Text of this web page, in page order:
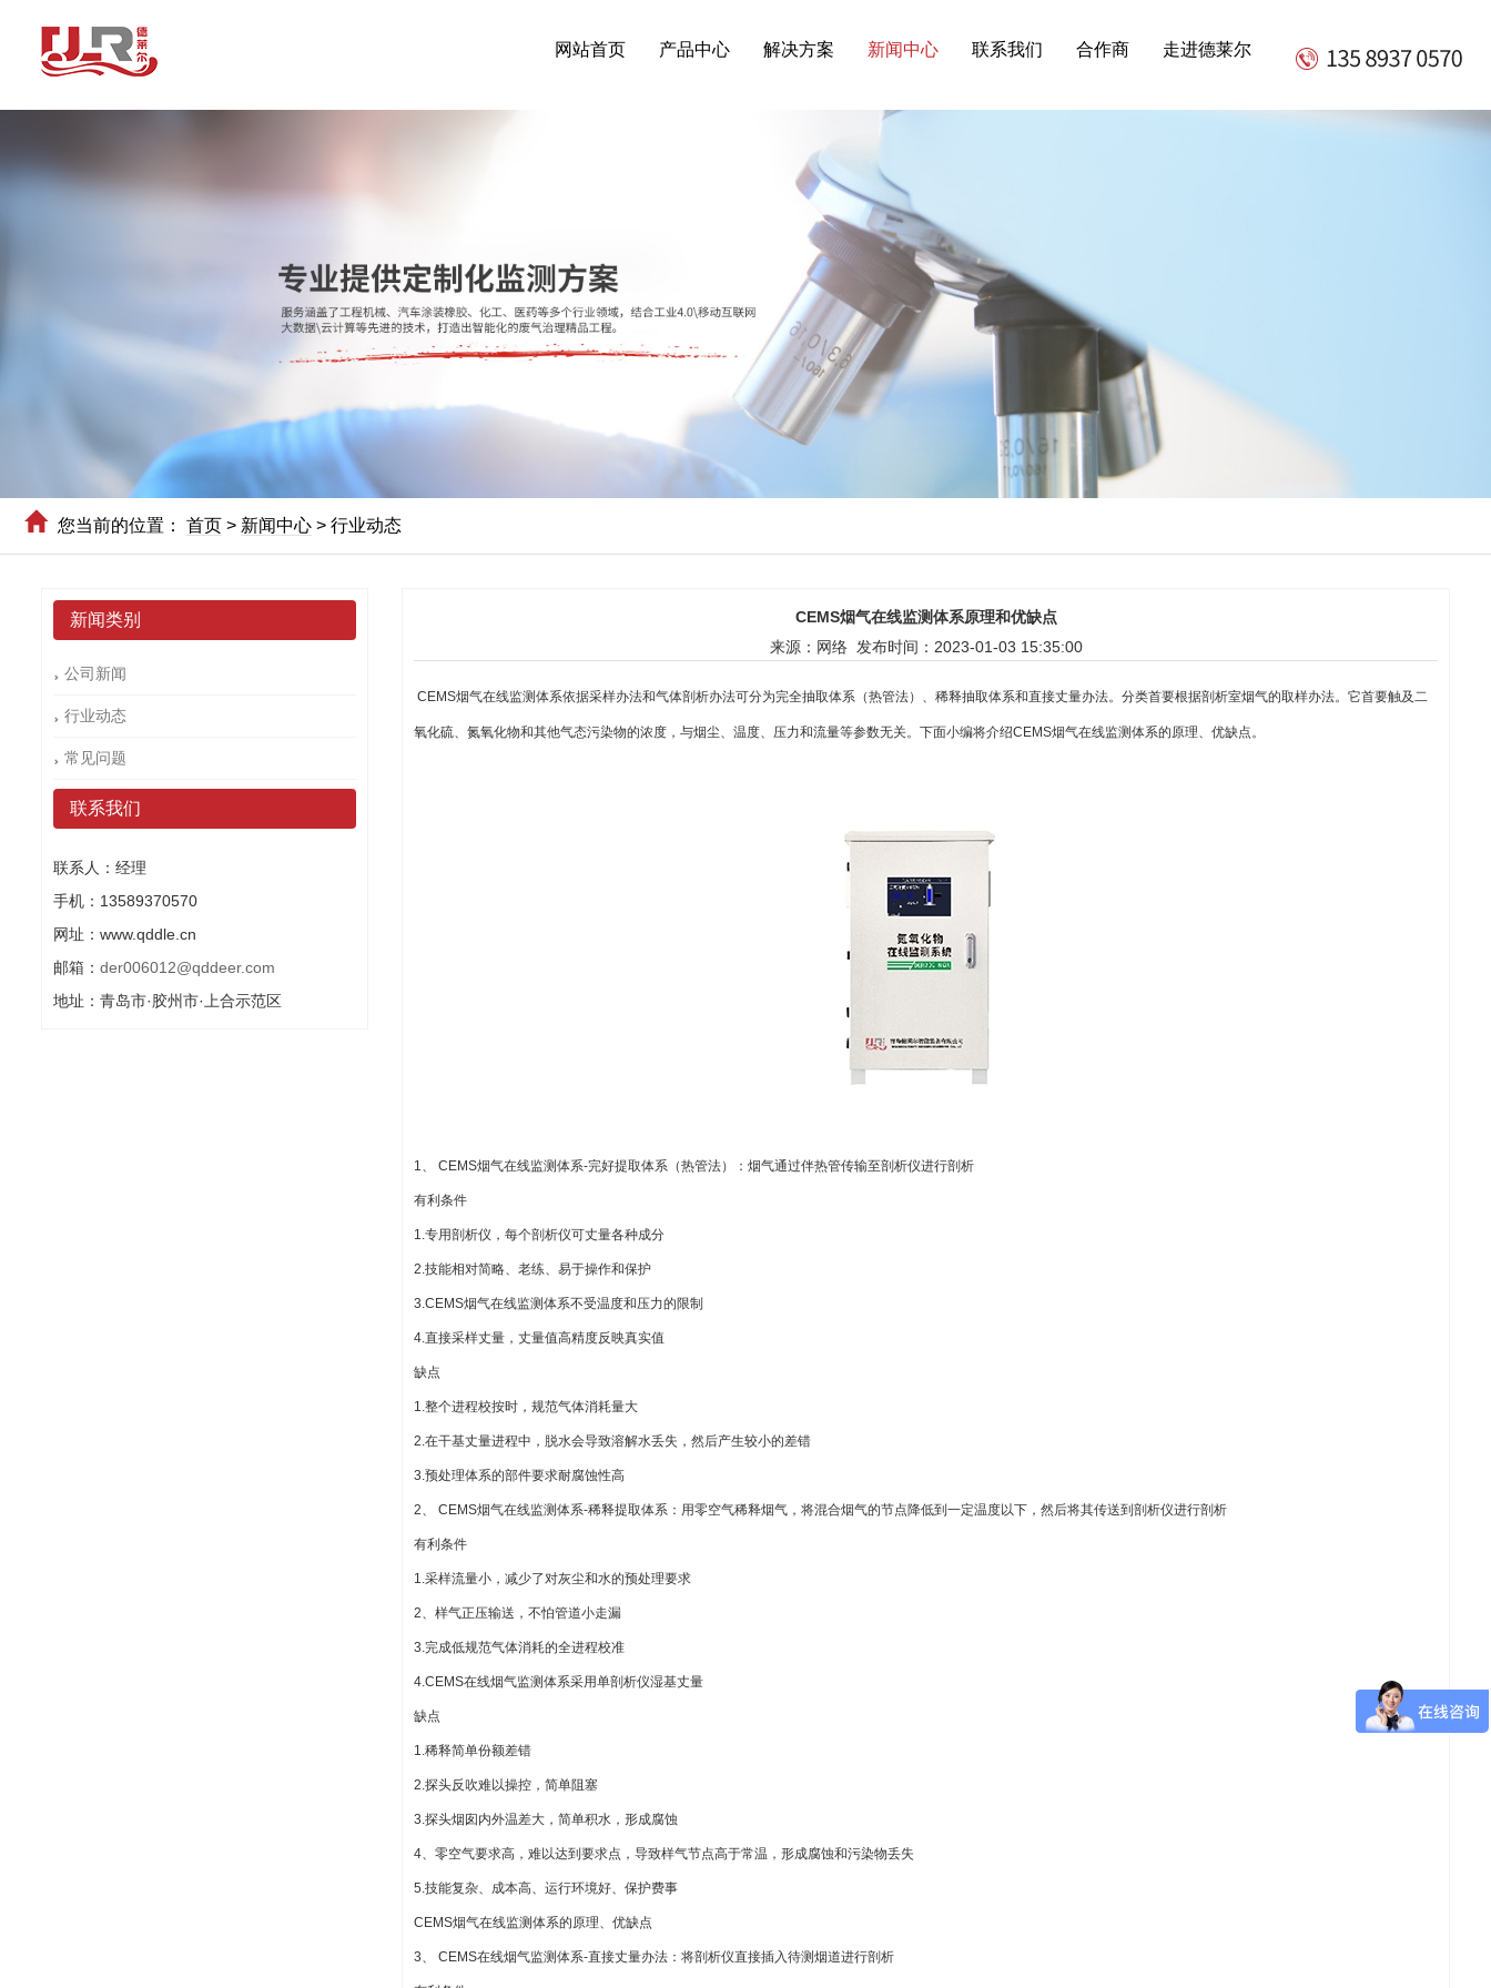
网站首页 产品中心 解决方案 新闻中心 联系我们 合作商 走进德莱尔
您当前的位置： 首页 > 新闻中心 > 行业动态
新闻类别
公司新闻
行业动态
常见问题
联系我们
联系人：经理
手机：13589370570
网址：www.qddle.cn
邮箱： der006012@qddeer.com
地址：青岛市·胶州市·上合示范区
CEMS烟气在线监测体系原理和优缺点
来源：网络 发布时间：2023-01-03 15:35:00
CEMS烟气在线监测体系依据采样办法和气体剖析办法可分为完全抽取体系（热管法）、稀释抽取体系和直接丈量办法。分类首要根据剖析室烟气的取样办法。它首要触及二
氧化硫、氮氧化物和其他气态污染物的浓度，与烟尘、温度、压力和流量等参数无关。下面小编将介绍CEMS烟气在线监测体系的原理、优缺点。
1、 CEMS烟气在线监测体系-完好提取体系（热管法）：烟气通过伴热管传输至剖析仪进行剖析
有利条件
1.专用剖析仪，每个剖析仪可丈量各种成分
2.技能相对简略、老练、易于操作和保护
3.CEMS烟气在线监测体系不受温度和压力的限制
4.直接采样丈量，丈量值高精度反映真实值
缺点
1.整个进程校按时，规范气体消耗量大
2.在干基丈量进程中，脱水会导致溶解水丢失，然后产生较小的差错
3.预处理体系的部件要求耐腐蚀性高
2、 CEMS烟气在线监测体系-稀释提取体系：用零空气稀释烟气，将混合烟气的节点降低到一定温度以下，然后将其传送到剖析仪进行剖析
有利条件
1.采样流量小，减少了对灰尘和水的预处理要求
2、样气正压输送，不怕管道小走漏
3.完成低规范气体消耗的全进程校准
4.CEMS在线烟气监测体系采用单剖析仪湿基丈量
缺点
1.稀释简单份额差错
2.探头反吹难以操控，简单阻塞
3.探头烟囱内外温差大，简单积水，形成腐蚀
4、零空气要求高，难以达到要求点，导致样气节点高于常温，形成腐蚀和污染物丢失
5.技能复杂、成本高、运行环境好、保护费事
CEMS烟气在线监测体系的原理、优缺点
3、 CEMS在线烟气监测体系-直接丈量办法：将剖析仪直接插入待测烟道进行剖析